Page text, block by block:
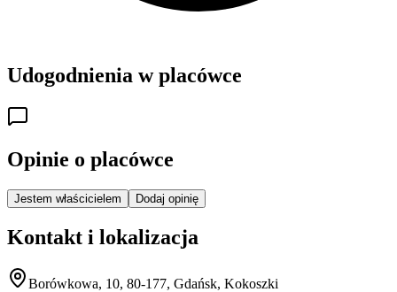
Udogodnienia w placówce
Opinie o placówce
Jestem właścicielem Dodaj opinię
Kontakt i lokalizacja
Borówkowa, 10, 80-177, Gdańsk, Kokoszki